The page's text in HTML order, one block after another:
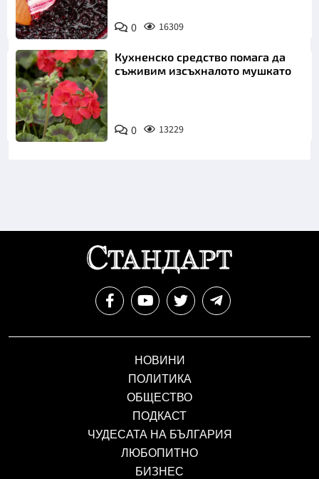
0 16309
Кухненско средство помага да
съживим изсъхналото мушкато
0 13229
НОВИНИ
ПОЛИТИКА
ОБЩЕСТВО
ПОДКАСТ
ЧУДЕСАТА НА БЪЛГАРИЯ
ЛЮБОПИТНО
БИЗНЕС